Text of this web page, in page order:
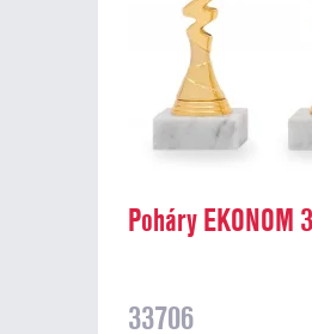
Poháry EKONOM
33706